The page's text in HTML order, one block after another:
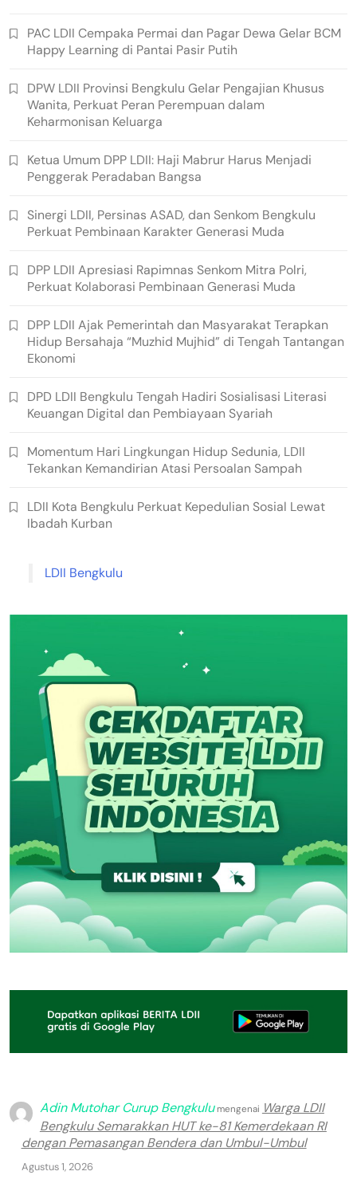
PAC LDII Cempaka Permai dan Pagar Dewa Gelar BCM
Happy Learning di Pantai Pasir Putih
DPW LDII Provinsi Bengkulu Gelar Pengajian Khusus
Wanita, Perkuat Peran Perempuan dalam
Keharmonisan Keluarga
Ketua Umum DPP LDII: Haji Mabrur Harus Menjadi
Penggerak Peradaban Bangsa
Sinergi LDII, Persinas ASAD, dan Senkom Bengkulu
Perkuat Pembinaan Karakter Generasi Muda
DPP LDII Apresiasi Rapimnas Senkom Mitra Polri,
Perkuat Kolaborasi Pembinaan Generasi Muda
DPP LDII Ajak Pemerintah dan Masyarakat Terapkan
Hidup Bersahaja “Muzhid Mujhid” di Tengah Tantangan
Ekonomi
DPD LDII Bengkulu Tengah Hadiri Sosialisasi Literasi
Keuangan Digital dan Pembiayaan Syariah
Momentum Hari Lingkungan Hidup Sedunia, LDII
Tekankan Kemandirian Atasi Persoalan Sampah
LDII Kota Bengkulu Perkuat Kepedulian Sosial Lewat
Ibadah Kurban
LDII Bengkulu
Adin Mutohar Curup Bengkulumengenai Warga LDII
Bengkulu Semarakkan HUT ke-81 Kemerdekaan RI
dengan Pemasangan Bendera dan Umbul-Umbul
Agustus 1, 2026